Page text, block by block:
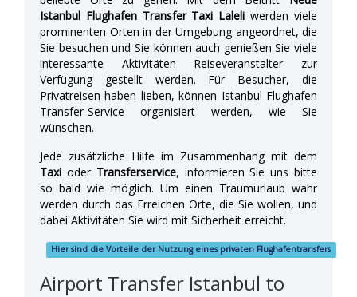
Istanbul Flughafen Transfer Taxi Laleli werden viele
prominenten Orten in der Umgebung angeordnet, die
Sie besuchen und Sie können auch genießen Sie viele
interessante Aktivitäten Reiseveranstalter zur
Verfügung gestellt werden. Für Besucher, die
Privatreisen haben lieben, können Istanbul Flughafen
Transfer-Service organisiert werden, wie Sie
wünschen.
Jede zusätzliche Hilfe im Zusammenhang mit dem
Taxi oder Transferservice, informieren Sie uns bitte
so bald wie möglich. Um einen Traumurlaub wahr
werden durch das Erreichen Orte, die Sie wollen, und
dabei Aktivitäten Sie wird mit Sicherheit erreicht.
Hier sind die Vorteile der Nutzung eines privaten Flughafentransfers
Airport Transfer Istanbul to